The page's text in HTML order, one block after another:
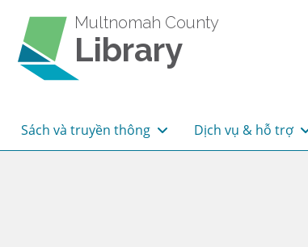
Multnomah County
Library
Main navigation
Sách và truyền thông Dịch vụ & hỗ trợ